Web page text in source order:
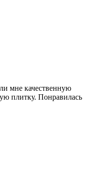
мне качественную
плитку. Понравилась